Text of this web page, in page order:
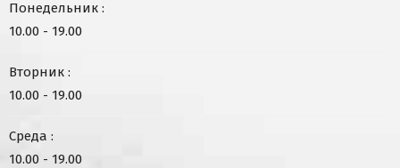
Понедельник :
10.00 - 19.00
Вторник :
10.00 - 19.00
Среда :
10.00 - 19.00